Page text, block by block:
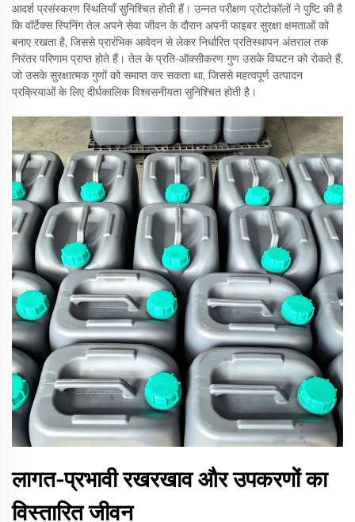
आदर्श प्रसंस्करण स्थितियाँ सुनिश्चित होती हैं। उन्नत परीक्षण प्रोटोकॉलों ने पुष्टि की है
कि वॉर्टेक्स स्पिनिंग तेल अपने सेवा जीवन के दौरान अपनी फाइबर सुरक्षा क्षमताओं को
बनाए रखता है, जिससे प्रारंभिक आवेदन से लेकर निर्धारित प्रतिस्थापन अंतराल तक
निरंतर परिणाम प्राप्त होते हैं। तेल के प्रति-ऑक्सीकरण गुण उसके विघटन को रोकते हैं,
जो उसके सुरक्षात्मक गुणों को समाप्त कर सकता था, जिससे महत्वपूर्ण उत्पादन
प्रक्रियाओं के लिए दीर्घकालिक विश्वसनीयता सुनिश्चित होती है।
लागत-प्रभावी रखरखाव और उपकरणों का
विस्तारित जीवन